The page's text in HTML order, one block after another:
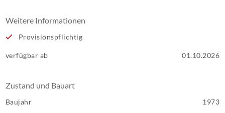
Weitere Informationen
Provisionspflichtig
verfügbar ab 01.10.2026
Zustand und Bauart
Baujahr 1973